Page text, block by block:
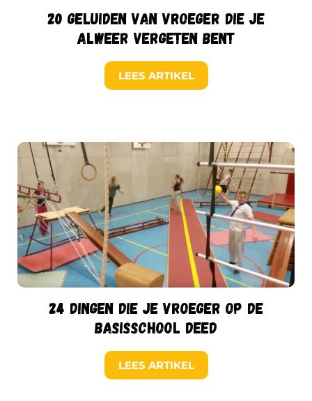
20 geluiden van vroeger die je
alweer vergeten bent
LEES ARTIKEL
24 dingen die je vroeger op de
basisschool deed
LEES ARTIKEL